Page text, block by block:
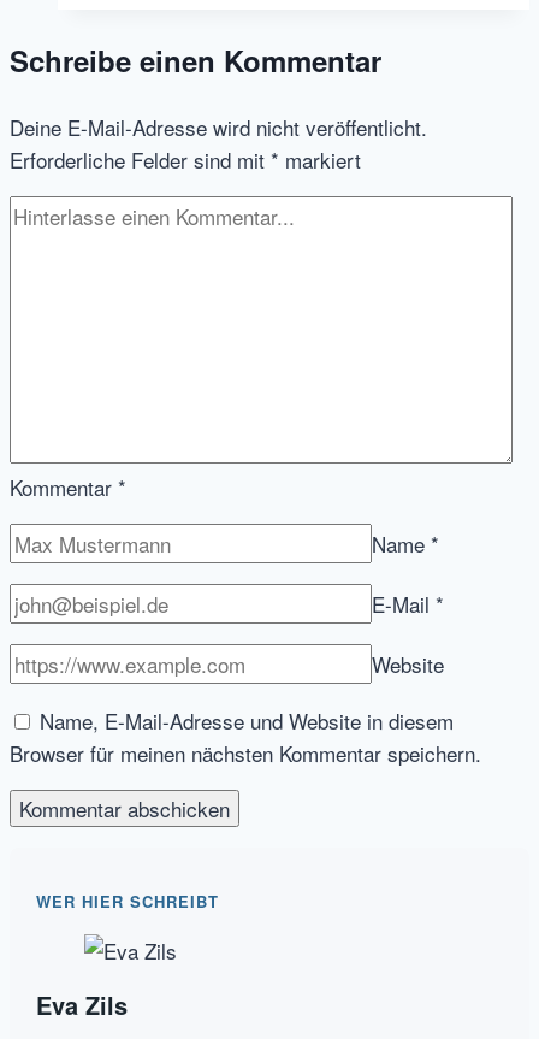
Recruiting
und
Verlosung
Schreibe einen Kommentar
Deine E-Mail-Adresse wird nicht veröffentlicht.
Erforderliche Felder sind mit * markiert
Kommentar *
Name *
E-Mail *
Website
Name, E-Mail-Adresse und Website in diesem
Browser für meinen nächsten Kommentar speichern.
WER HIER SCHREIBT
Eva Zils